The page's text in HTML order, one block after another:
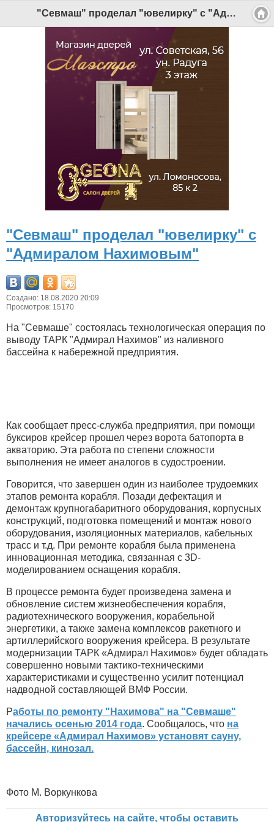
"Севмаш" проделал "ювелирку" с "Адмиралом Нахимовым" - Беломорканал Северодвинск tv29.ru
"Севмаш" проделал "ювелирку" с
"Адмиралом Нахимовым"
Создано: 18.08.2020 20:09
Просмотров: 15170
На "Севмаше" состоялась технологическая операция по
выводу ТАРК "Адмирал Нахимов" из наливного
бассейна к набережной предприятия.
Как сообщает пресс-служба предприятия, при помощи
буксиров крейсер прошел через ворота батопорта в
акваторию. Эта работа по степени сложности
выполнения не имеет аналогов в судостроении.
Говорится, что завершен один из наиболее трудоемких
этапов ремонта корабля. Позади дефектация и
демонтаж крупногабаритного оборудования, корпусных
конструкций, подготовка помещений и монтаж нового
оборудования, изоляционных материалов, кабельных
трасс и т.д. При ремонте корабля была применена
инновационная методика, связанная с 3D-
моделированием оснащения корабля.
В процессе ремонта будет произведена замена и
обновление систем жизнеобеспечения корабля,
радиотехнического вооружения, корабельной
энергетики, а также замена комплексов ракетного и
артиллерийского вооружения крейсера. В результате
модернизации ТАРК «Адмирал Нахимов» будет обладать
совершенно новыми тактико-техническими
характеристиками и существенно усилит потенциал
надводной составляющей ВМФ России.
Работы по ремонту "Нахимова" на "Севмаше"
начались осенью 2014 года. Сообщалось, что на
крейсере «Адмирал Нахимов» установят сауну,
бассейн, кинозал.
Фото М. Воркункова
Авторизуйтесь на сайте, чтобы оставить